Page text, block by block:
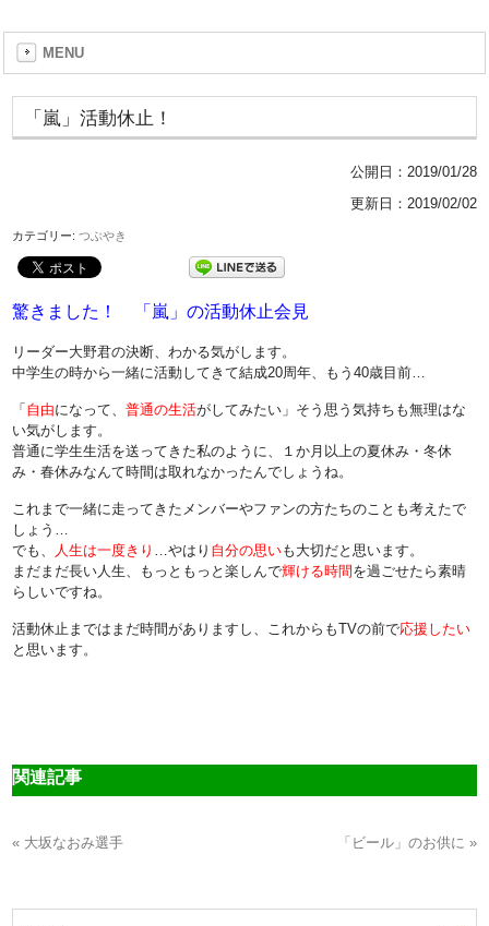
MENU
「嵐」活動休止！
公開日： 2019/01/28
更新日：2019/02/02
カテゴリー:つぶやき
驚きました！ 「嵐」の活動休止会見
リーダー大野君の決断、わかる気がします。
中学生の時から一緒に活動してきて結成20周年、もう40歳目前…
「 自由になって、普通の生活がしてみたい」そう思う気持ちも無理はな
い気がします。
普通に学生生活を送ってきた私のように、１か月以上の夏休み・冬休
み・春休みなんて時間は取れなかったんでしょうね。
これまで一緒に走ってきたメンバーやファンの方たちのことも考えたで
しょう…
でも、
人生は一度きり …やはり 自分の思いも大切だと思います。
まだまだ長い人生、もっともっと楽しんで輝ける時間 を過ごせたら素晴
らしいですね。
活動休止まではまだ時間がありますし、これからもTVの前で応援したい
と思います。
関連記事
« 大坂なおみ選手 「ビール」のお供に »